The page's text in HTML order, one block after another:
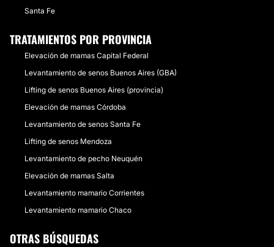
Santa Fe
TRATAMIENTOS POR PROVINCIA
Elevación de mamas Capital Federal
Levantamiento de senos Buenos Aires (GBA)
Lifting de senos Buenos Aires (provincia)
Elevación de mamas Córdoba
Levantamiento de senos Santa Fe
Lifting de senos Mendoza
Levantamiento de pecho Neuquén
Elevación de mamas Salta
Levantamiento mamario Corrientes
Levantamiento mamario Chaco
OTRAS BÚSQUEDAS